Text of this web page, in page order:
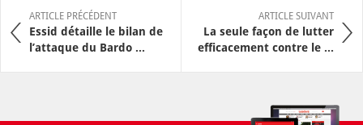
ARTICLE PRÉCÉDENT
Essid détaille le bilan de
l’attaque du Bardo ...
ARTICLE SUIVANT
La seule façon de lutter
efficacement contre le ...